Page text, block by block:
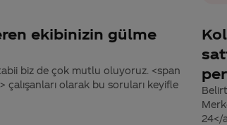
ekibinizin gülme
biz de çok mutlu oluyoruz. <span
olarak bu soruları keyifle
24</